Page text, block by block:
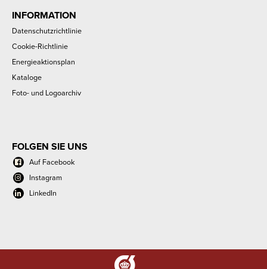
INFORMATION
Datenschutzrichtlinie
Cookie-Richtlinie
Energieaktionsplan
Kataloge
Foto- und Logoarchiv
FOLGEN SIE UNS
Auf Facebook
Instagram
LinkedIn